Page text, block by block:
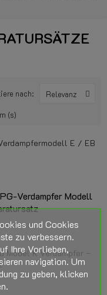
nach: Relevanz
(s)
Verdampfer Modell
IMPCOund Cookies
zu verbessern.
Ihre Vorlieben,
navigation. Um
zu geben, klicken